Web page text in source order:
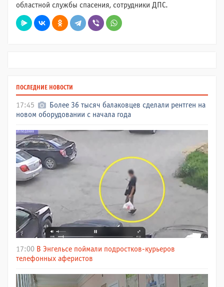
областной службы спасения, сотрудники ДПС.
ПОСЛЕДНИЕ НОВОСТИ
17:45
Более 36 тысяч балаковцев сделали рентген на
новом оборудовании с начала года
17:00 В Энгельсе поймали подростков-курьеров
телефонных аферистов